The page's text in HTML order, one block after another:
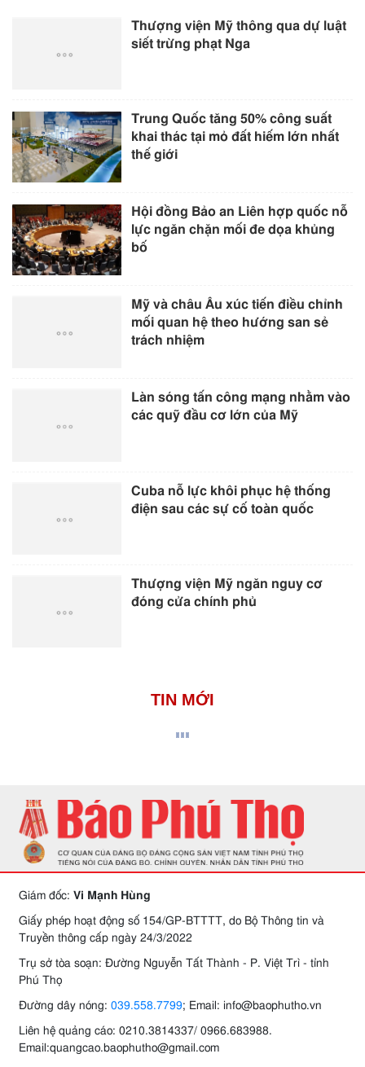
Thượng viện Mỹ thông qua dự luật
siết trừng phạt Nga
Trung Quốc tăng 50% công suất
khai thác tại mỏ đất hiếm lớn nhất
thế giới
Hội đồng Bảo an Liên hợp quốc nỗ
lực ngăn chặn mối đe dọa khủng
bố
Mỹ và châu Âu xúc tiến điều chỉnh
mối quan hệ theo hướng san sẻ
trách nhiệm
Làn sóng tấn công mạng nhằm vào
các quỹ đầu cơ lớn của Mỹ
Cuba nỗ lực khôi phục hệ thống
điện sau các sự cố toàn quốc
Thượng viện Mỹ ngăn nguy cơ
đóng cửa chính phủ
TIN MỚI
Giám đốc: Vi Mạnh Hùng
Giấy phép hoạt động số 154/GP-BTTTT, do Bộ Thông tin và
Truyền thông cấp ngày 24/3/2022
Trụ sở tòa soạn: Đường Nguyễn Tất Thành - P. Việt Trì - tỉnh
Phú Thọ
Đường dây nóng: 039.558.7799; Email: info@baophutho.vn
Liên hệ quảng cáo: 0210.3814337/ 0966.683988.
Email:quangcao.baophutho@gmail.com